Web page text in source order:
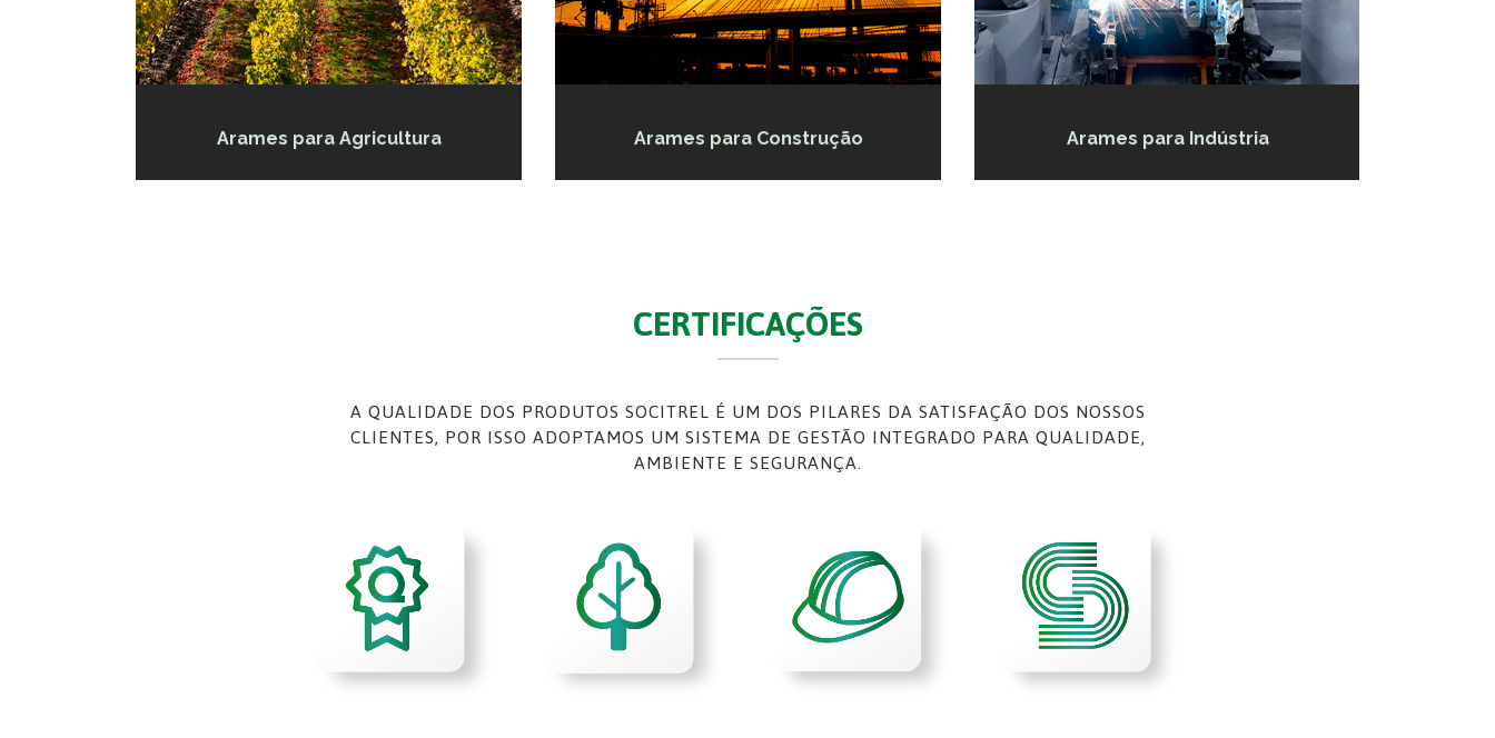
Arames para Agricultura Arames para Construção Arames para Indústria
CERTIFICAÇÕES
A QUALIDADE DOS PRODUTOS SOCITREL É UM DOS PILARES DA SATISFAÇÃO DOS NOSSOS
CLIENTES, POR ISSO ADOPTAMOS UM SISTEMA DE GESTÃO INTEGRADO PARA QUALIDADE,
AMBIENTE E SEGURANÇA.